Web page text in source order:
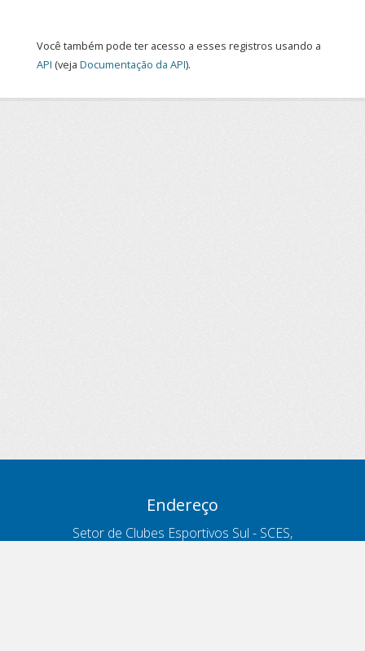
Você também pode ter acesso a esses registros usando a
API (veja Documentação da API).
Endereço
Setor de Clubes Esportivos Sul - SCES,